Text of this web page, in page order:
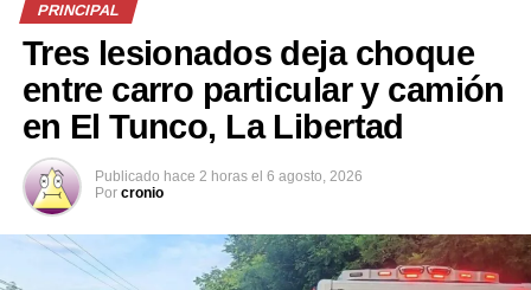
Los socorristas estabilizaron a las víctimas en el lugar y
las trasladaron a centros asistenciales para continuar
con la atención médica. Las autoridades insisten en la
necesidad de extremar precauciones al volante,
especialmente durante el período vacacional, cuando
aumenta el flujo vehicular en las principales carreteras
del país.
Según datos del Observatorio Nacional de Seguridad
Vial, entre el 1 de enero y el 4 de agosto de 2026 se han
PRINCIPAL
Tres lesionados deja choque
entre carro particular y camión
en El Tunco, La Libertad
Publicado hace 2 horas el 6 agosto, 2026
Por cronio